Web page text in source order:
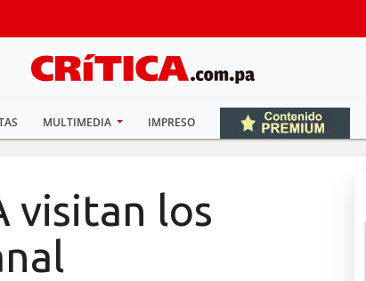
MULTIMEDIA IMPRESO
visitan los